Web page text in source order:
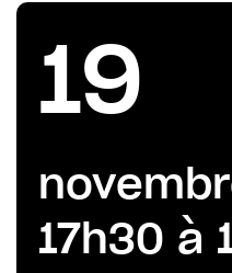
19
17h30 à